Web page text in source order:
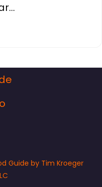
Guide by Tim Kroeger